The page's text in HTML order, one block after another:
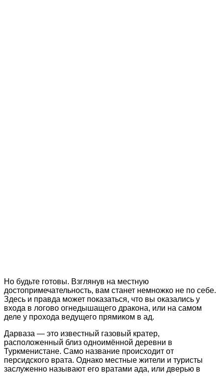
Но будьте готовы. Взглянув на местную
достопримечательность, вам станет немножко не по себе.
Здесь и правда может показаться, что вы оказались у
входа в логово огнедышащего дракона, или на самом
деле у прохода ведущего прямиком в ад.
Дарваза — это известный газовый кратер,
расположенный близ одноимённой деревни в
Туркменистане. Само название происходит от
персидского врата. Однако местные жители и туристы
заслуженно называют его вратами ада, или дверью в